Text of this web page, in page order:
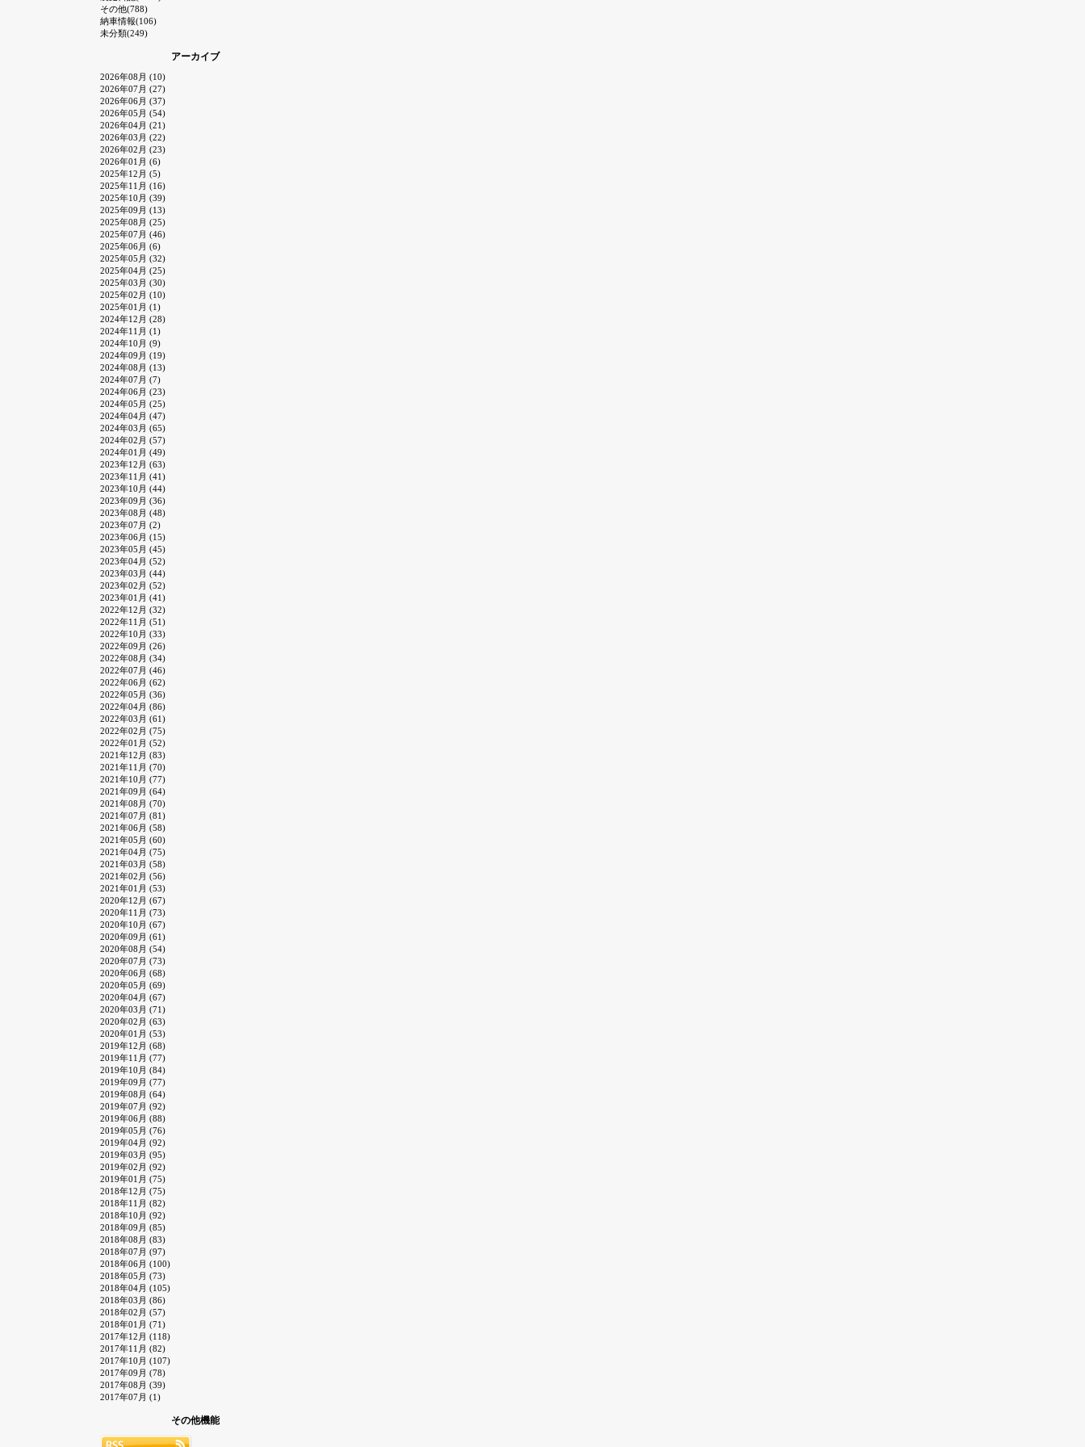
その他(788)
納車情報(106)
未分類(249)
アーカイブ
2026年08月 (10)
2026年07月 (27)
2026年06月 (37)
2026年05月 (54)
2026年04月 (21)
2026年03月 (22)
2026年02月 (23)
2026年01月 (6)
2025年12月 (5)
2025年11月 (16)
2025年10月 (39)
2025年09月 (13)
2025年08月 (25)
2025年07月 (46)
2025年06月 (6)
2025年05月 (32)
2025年04月 (25)
2025年03月 (30)
2025年02月 (10)
2025年01月 (1)
2024年12月 (28)
2024年11月 (1)
2024年10月 (9)
2024年09月 (19)
2024年08月 (13)
2024年07月 (7)
2024年06月 (23)
2024年05月 (25)
2024年04月 (47)
2024年03月 (65)
2024年02月 (57)
2024年01月 (49)
2023年12月 (63)
2023年11月 (41)
2023年10月 (44)
2023年09月 (36)
2023年08月 (48)
2023年07月 (2)
2023年06月 (15)
2023年05月 (45)
2023年04月 (52)
2023年03月 (44)
2023年02月 (52)
2023年01月 (41)
2022年12月 (32)
2022年11月 (51)
2022年10月 (33)
2022年09月 (26)
2022年08月 (34)
2022年07月 (46)
2022年06月 (62)
2022年05月 (36)
2022年04月 (86)
2022年03月 (61)
2022年02月 (75)
2022年01月 (52)
2021年12月 (83)
2021年11月 (70)
2021年10月 (77)
2021年09月 (64)
2021年08月 (70)
2021年07月 (81)
2021年06月 (58)
2021年05月 (60)
2021年04月 (75)
2021年03月 (58)
2021年02月 (56)
2021年01月 (53)
2020年12月 (67)
2020年11月 (73)
2020年10月 (67)
2020年09月 (61)
2020年08月 (54)
2020年07月 (73)
2020年06月 (68)
2020年05月 (69)
2020年04月 (67)
2020年03月 (71)
2020年02月 (63)
2020年01月 (53)
2019年12月 (68)
2019年11月 (77)
2019年10月 (84)
2019年09月 (77)
2019年08月 (64)
2019年07月 (92)
2019年06月 (88)
2019年05月 (76)
2019年04月 (92)
2019年03月 (95)
2019年02月 (92)
2019年01月 (75)
2018年12月 (75)
2018年11月 (82)
2018年10月 (92)
2018年09月 (85)
2018年08月 (83)
2018年07月 (97)
2018年06月 (100)
2018年05月 (73)
2018年04月 (105)
2018年03月 (86)
2018年02月 (57)
2018年01月 (71)
2017年12月 (118)
2017年11月 (82)
2017年10月 (107)
2017年09月 (78)
2017年08月 (39)
2017年07月 (1)
その他機能